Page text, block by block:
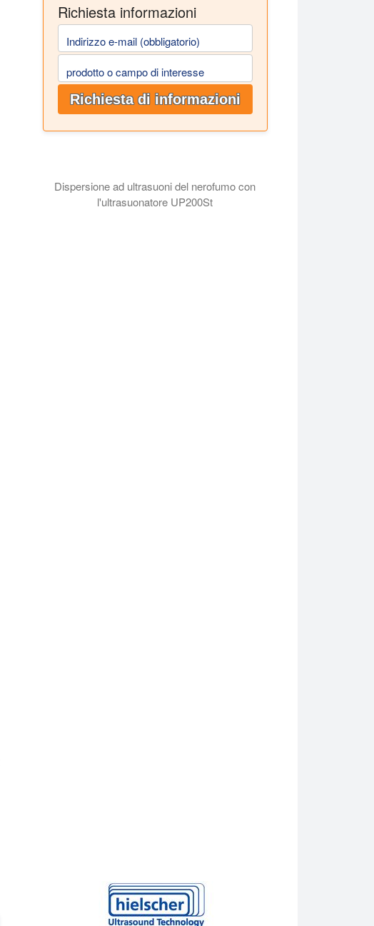
Richiesta informazioni
Indirizzo e-mail (obbligatorio)
prodotto o campo di interesse
Richiesta di informazioni
Dispersione ad ultrasuoni del nerofumo con
l'ultrasuonatore UP200St